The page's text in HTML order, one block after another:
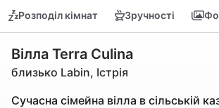
Розподіл кімнат Зручності
Вілла Terra Culina
близько Labin, Істрія
Сучасна сімейна вілла в сільській